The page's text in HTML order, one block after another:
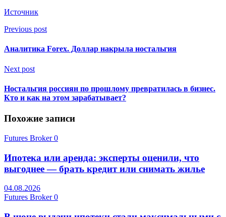
Источник
Previous post
Аналитика Forex. Доллар накрыла ностальгия
Next post
Ностальгия россиян по прошлому превратилась в бизнес.
Кто и как на этом зарабатывает?
Похожие записи
Futures Broker0
Ипотека или аренда: эксперты оценили, что
выгоднее — брать кредит или снимать жилье
04.08.2026
Futures Broker0